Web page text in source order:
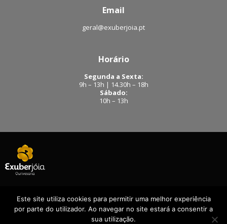
Email
geral@exuberjoia.pt
Horário
Segunda a Sexta:
9h – 13h | 14.30h – 18h
Sábado:
10h – 13h
Facebook|
Instagram
Exuberjóia - Todos os direitos reservados – 2020
Este site utiliza cookies para permitir uma melhor experiência
por parte do utilizador. Ao navegar no site estará a consentir a
sua utilização.